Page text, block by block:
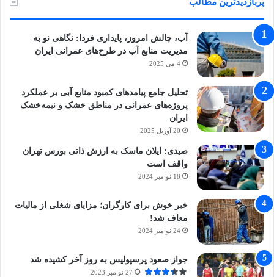
آب، چالش امروز، پایداری فردا: نگاهی نو به
مدیریت منابع آب در طرح‌های عمرانی ایران
4 می 2025
تحلیل جامع پیامدهای کمبود منابع آبی بر عملکرد
پروژه‌های عمرانی در مناطق خشک و نیمه‌خشک
ایران
20 آوریل 2025
صیدی: ایلان ماسک به ارزش ذاتی بورس تهران
واقف است
18 نوامبر 2024
خبر خوش برای کارگران؛ مزایای شغلی از مالیات
معاف شد!
24 نوامبر 2024
جواز صعود پرسپولیس به روز آخر کشیده شد
27 نوامبر 2023